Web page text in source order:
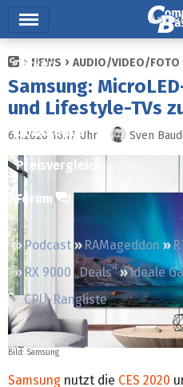
Ticker
Tests
Downloads
Preisvergleich
Forum
Podcast RAMageddon
RX 9000 „Deals“
Ideale
CPU-Rangliste
NEWS AUDIO/VIDEO/FOTO
Samsung:
und Lifestyle-TVs
6.1.2020 16:17 Uhr Sven
Bild: Samsung
Samsung nutzt die CES 2020